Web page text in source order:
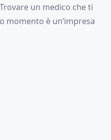
un medico che ti
è un’impresa